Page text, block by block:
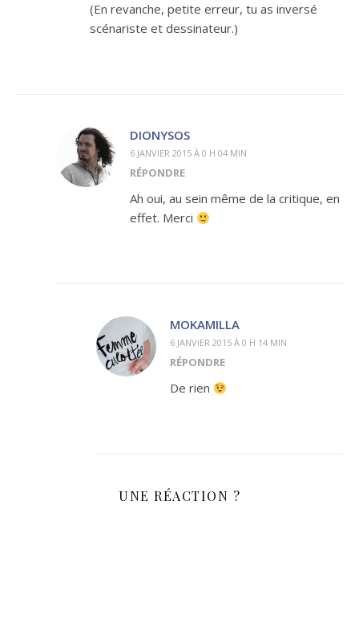
(En revanche, petite erreur, tu as inversé
scénariste et dessinateur.)
DIONYSOS
6 JANVIER 2015 À 0 H 04 MIN
RÉPONDRE
Ah oui, au sein même de la critique, en
effet. Merci
MOKAMILLA
6 JANVIER 2015 À 0 H 14 MIN
RÉPONDRE
De rien
UNE RÉACTION ?